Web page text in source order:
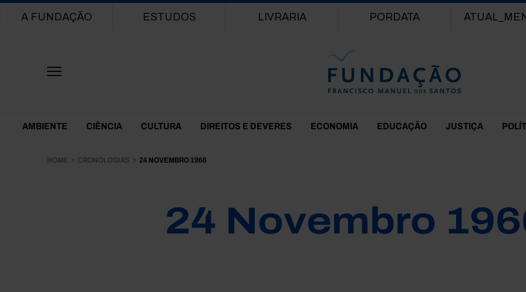
Main navigation
A FUNDAÇÃO ESTUDOS LIVRARIA PORDATA
Themes Menu
AMBIENTE CIÊNCIA CULTURA DIREITOS E DEVERES ECONOMIA EDUCAÇÃO JUSTIÇA
HOME CRONOLOGIAS 24 NOVEMBRO 1966
24 Novembro